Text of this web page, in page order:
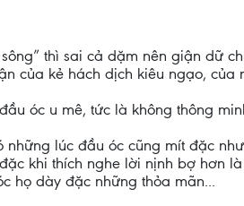
thì sai cả dặm nên giận dữ
của kẻ hách dịch kiêu ngạo,
óc u mê, tức là không thông
lúc đầu óc cũng mít đặc
khi thích nghe lời nịnh bợ hơn
họ dày đặc những thỏa mãn...